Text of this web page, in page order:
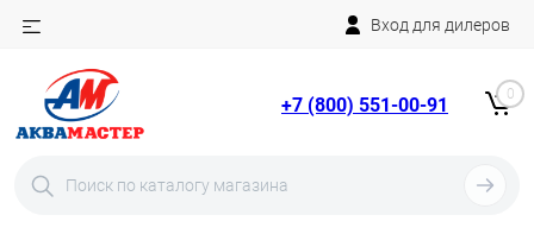
Вход для дилеров
+7 (800) 551-00-91 0